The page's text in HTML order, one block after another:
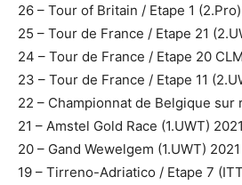
26 – Tour of Britain / Etape 1
25 – Tour de France / Etape 21
24 – Tour de France / Etape 20
23 – Tour de France / Etape 11
22 – Championnat de Belgique sur
21 – Amstel Gold Race (1.UWT) 2021
20 – Gand Wewelgem (1.UWT) 2021
19 – Tirreno-Adriatico / Etape 7